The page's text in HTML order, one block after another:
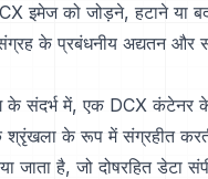
इमेज को जोड़ने, हटाने या
के प्रबंधनीय अद्यतन और
के संदर्भ में, एक DCX
के रूप में संग्रहीत
जाता है, जो दोषरहित डेटा